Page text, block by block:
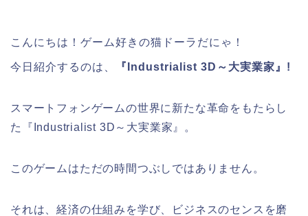
こんにちは！ゲーム好きの猫ドーラだにゃ！
今日紹介するのは、 『Industrialist 3D～大実業家』!
スマートフォンゲームの世界に新たな革命をもたらし
た『Industrialist 3D～大実業家』。
このゲームはただの時間つぶしではありません。
それは、経済の仕組みを学び、ビジネスのセンスを磨